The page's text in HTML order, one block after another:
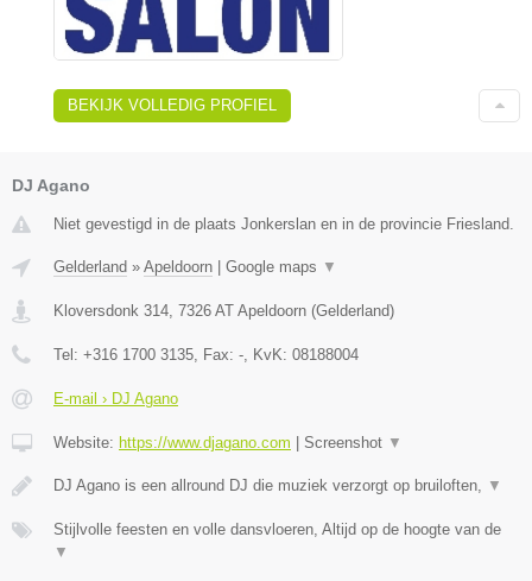
BEKIJK VOLLEDIG PROFIEL
DJ Agano
Niet gevestigd in de plaats Jonkerslan en in de provincie Friesland.
Gelderland » Apeldoorn | Google maps ▼
Kloversdonk 314 7326 AT Apeldoorn (Gelderland)
Tel: +316 1700 3135 , Fax: - , KvK: 08188004
E-mail › DJ Agano
Website: https://www.djagano.com | Screenshot ▼
DJ Agano is een allround DJ die muziek verzorgt op bruiloften, ▼
Stijlvolle feesten en volle dansvloeren, Altijd op de hoogte van de
▼